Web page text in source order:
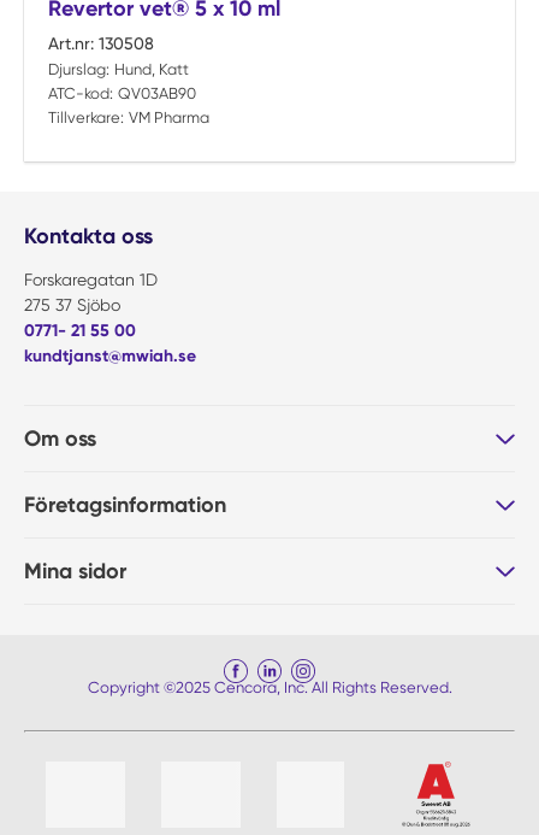
Revertor vet® 5 x 10 ml
Art.nr: 130508
Djurslag: Hund, Katt
ATC-kod: QV03AB90
Tillverkare: VM Pharma
Kontakta oss
Forskaregatan 1D
275 37 Sjöbo
0771- 21 55 00
kundtjanst@mwiah.se
Om oss
Företagsinformation
Mina sidor
Copyright ©2025 Cencora, Inc. All Rights Reserved.